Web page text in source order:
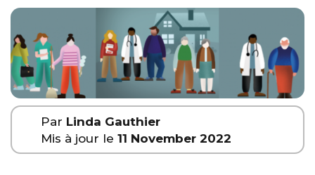
Par Linda Gauthier
Mis à jour le 11 November 2022